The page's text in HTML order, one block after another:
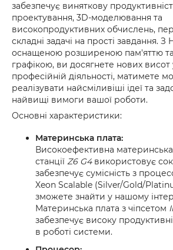
забезпечує виняткову
проектування, 3D-моделювання та
високопродуктивних обчислень,
складні задачі на прості завдання. З
оснащеною розширеною пам'яттю
графікою, ви досягнете нових висот
професійній діяльності, матимете
реалізувати найсміливіші ідеї та
найвищі вимоги вашої роботи.
Основні характеристики:
Материнська плата:
Високоефективна
станції Z6 G4використовує
забезпечує сумісність з
Xeon Scalable (Silver/Gold/
зможете знайти у нашому
Материнська плата з чіпсетом
забезпечує високу
в роботі системи.